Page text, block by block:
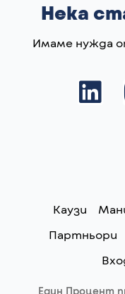
Нека
Имаме нужда
L
d
i
n
Каузи
Партньори
Един Процент